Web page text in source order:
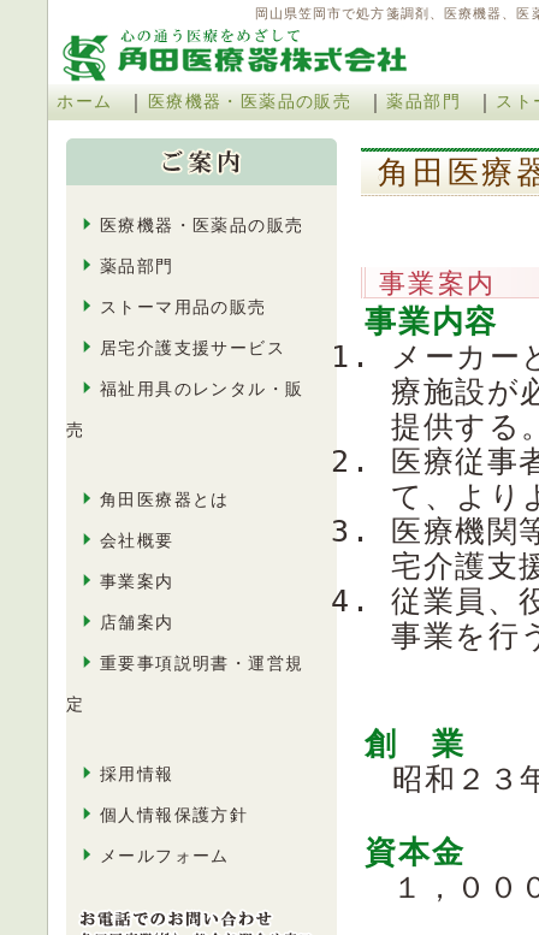
岡山県笠岡市で処方箋調剤、医療機器、
ホーム ｜ 医療機器・医薬品の販売 ｜薬品部門 ｜ スト
医療機器・医薬品の販売
薬品部門
ストーマ用品の販売
居宅介護支援サービス
福祉用具のレンタル・販
売
角田医療器とは
会社概要
事業案内
店舗案内
重要事項説明書・運営規
定
採用情報
個人情報保護方針
メールフォーム
角田医
事業案内
事業内容
メーカー
療施設が
提供する
医療従事
て、より
医療機関
宅介護支
従業員、
事業を行
創 業
昭和２３
資本金
１，００